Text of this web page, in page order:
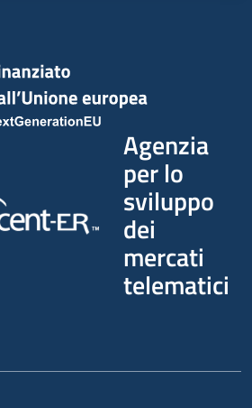
Agenzia
per lo
sviluppo
dei
mercati
telematici